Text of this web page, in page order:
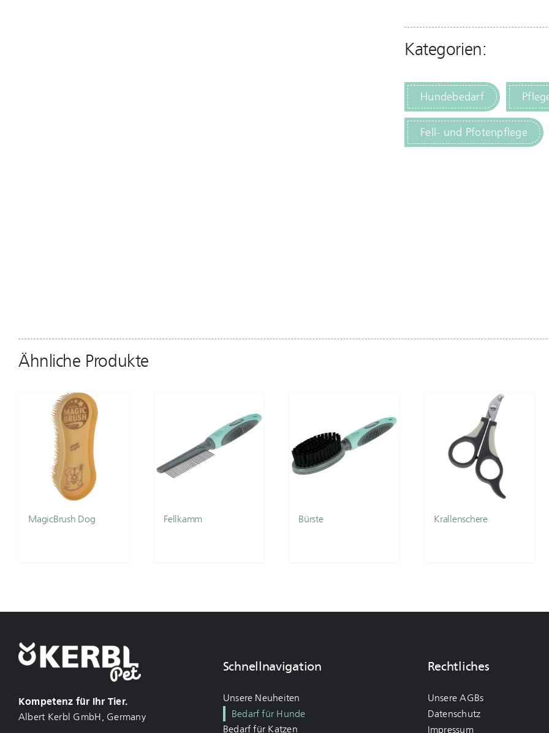
Kategorien:
Hundebedarf
Fell- und Pfotenpflege
Ähnliche Produkte
MagicBrush Dog Fellkamm Bürste Krallenschere
Kompetenz für Ihr Tier.
Albert Kerbl GmbH, Germany
Schnellnavigation
Unsere Neuheiten
Bedarf für Hunde
Bedarf für Katzen
Rechtliches
Unsere AGBs
Datenschutz
Impressum